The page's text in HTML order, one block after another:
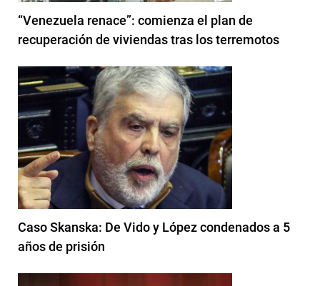
“Venezuela renace”: comienza el plan de
recuperación de viviendas tras los terremotos
Caso Skanska: De Vido y López condenados a 5
años de prisión